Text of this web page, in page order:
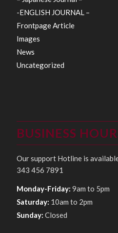
-ENGLISH JOURNAL –
Frontpage Article
Images
News
Uncategorized
BUSINESS
Our support Hotline is
343 456 7891
Monday-Friday: 9am to 5pm
Saturday: 10am to 2pm
Sunday: Closed